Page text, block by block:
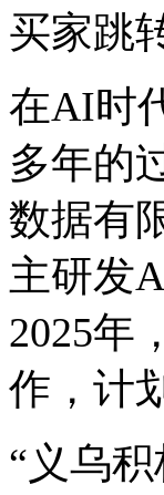
买家跳
在AI时
多年的
数据有
主研发
2025年
作，计
“义乌